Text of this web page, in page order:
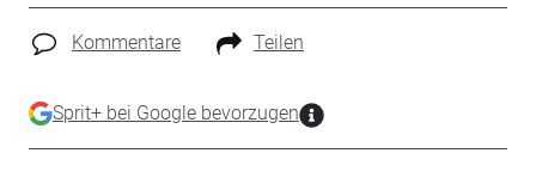
Kommentare Teilen
Sprit+ bei Google bevorzugen